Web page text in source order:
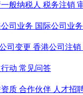
般纳税人 税务注销
司业务 国际公司业
司变更 香港公司注销
动 常见问答
质 合作伙伴 人才招